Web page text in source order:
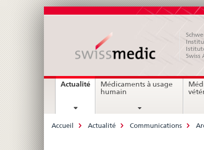
Swiss
Navigation
Actualitécurrent
page
Médicaments à usage
humain
Breadcrumb
Accueil Actualité Communications